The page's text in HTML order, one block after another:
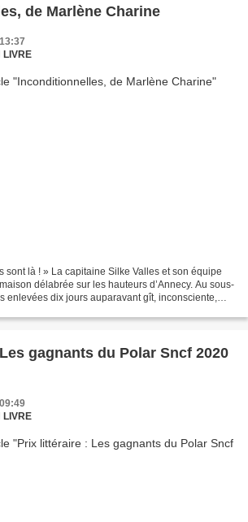
de Marlène Charine
LIVRE
sont là ! » La capitaine Silke Valles et son équipe
délabrée sur les hauteurs d’Annecy. Au sous-
enlevées dix jours auparavant gît, inconsciente,
gagnants du Polar Sncf 2020
LIVRE